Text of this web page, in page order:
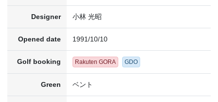
Designer 小林 光昭
Opened date 1991/10/10
Golf booking Rakuten GORA GDO
Green ベント